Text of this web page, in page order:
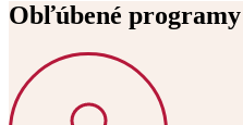
Obľúbené programy